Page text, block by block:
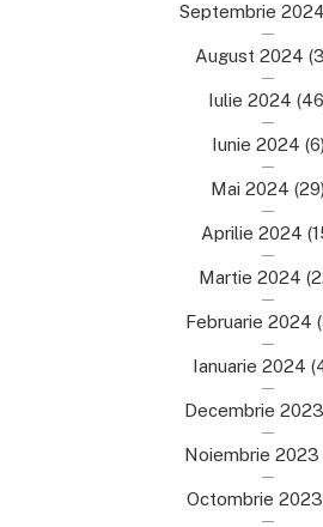
Septembrie 2024
August 2024
Iulie 2024
Iunie 2024 (6)
Mai 2024 (29)
Aprilie 2024
Martie 2024
Februarie 2024
Ianuarie 2024
Decembrie 2023
Noiembrie 2023
Octombrie 2023